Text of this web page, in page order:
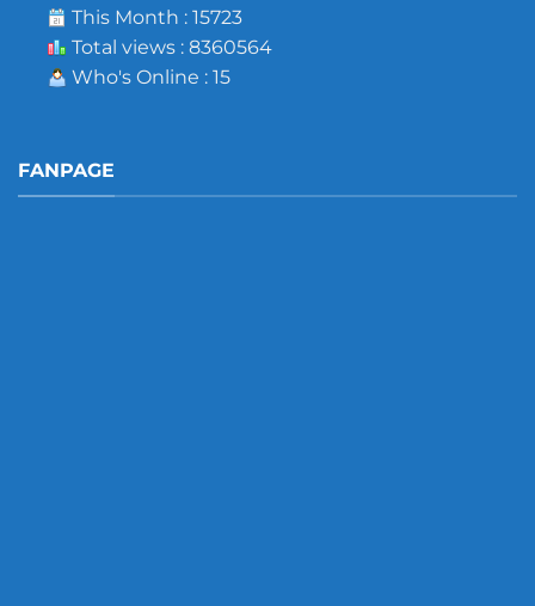
This Month : 15723
Total views : 8360564
Who's Online : 15
FANPAGE